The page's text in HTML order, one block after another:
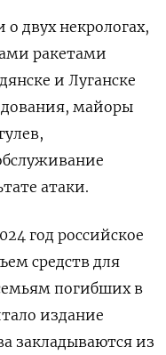
двух некрологах,
ракетами
и Луганске
майоры
атаки.
год российское
средств для
погибших в
издание
закладываются из